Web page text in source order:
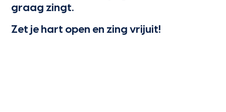
graag zingt.
Zet je hart open en zing vrijuit!